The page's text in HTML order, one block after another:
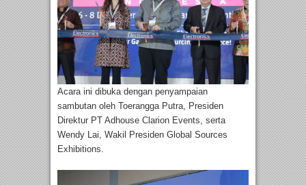
Acara ini dibuka dengan penyampaian
sambutan oleh Toerangga Putra, Presiden
Direktur PT Adhouse Clarion Events, serta
Wendy Lai, Wakil Presiden Global Sources
Exhibitions.